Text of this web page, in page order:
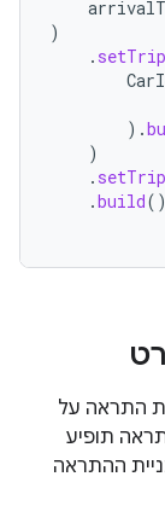
)
.
).
)
.
.build()
התראה על
תופיע
ההתראה